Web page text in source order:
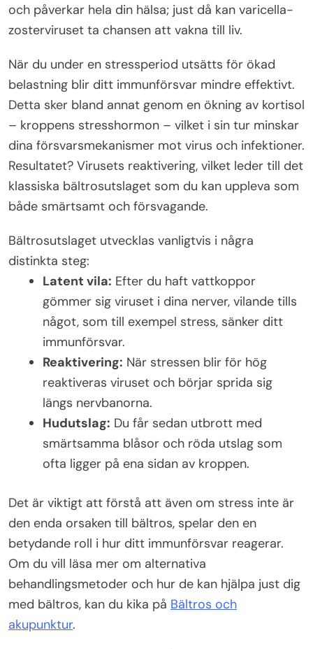
och påverkar hela din hälsa; just då kan varicella-
zosterviruset ta chansen att vakna till liv.
När du under en stressperiod utsätts för ökad
belastning blir ditt immunförsvar mindre effektivt.
Detta sker bland annat genom en ökning av kortisol
– kroppens stresshormon – vilket i sin tur minskar
dina försvarsmekanismer mot virus och infektioner.
Resultatet? Virusets reaktivering, vilket leder till det
klassiska bältrosutslaget som du kan uppleva som
både smärtsamt och försvagande.
Bältrosutslaget utvecklas vanligtvis i några
distinkta steg:
Latent vila: Efter du haft vattkoppor
gömmer sig viruset i dina nerver, vilande tills
något, som till exempel stress, sänker ditt
immunförsvar.
Reaktivering: När stressen blir för hög
reaktiveras viruset och börjar sprida sig
längs nervbanorna.
Hudutslag: Du får sedan utbrott med
smärtsamma blåsor och röda utslag som
ofta ligger på ena sidan av kroppen.
Det är viktigt att förstå att även om stress inte är
den enda orsaken till bältros, spelar den en
betydande roll i hur ditt immunförsvar reagerar.
Om du vill läsa mer om alternativa
behandlingsmetoder och hur de kan hjälpa just dig
med bältros, kan du kika på Bältros och
akupunktur.